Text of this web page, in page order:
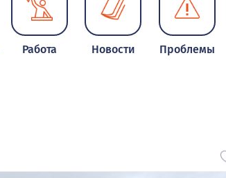
Работа Новости Проблемы